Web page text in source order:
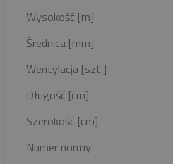
Wysokość [m]
Średnica [mm]
Wentylacja [szt.]
Długość [cm]
Szerokość [cm]
Numer normy